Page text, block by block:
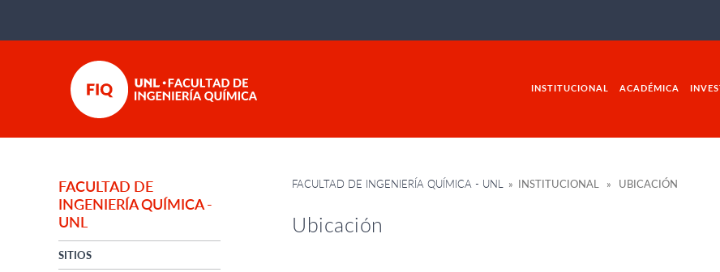
INSTITUCIONAL ACADÉMICA
FACULTAD DE
INGENIERÍA QUÍMICA -
UNL
SITIOS
FACULTAD DE INGENIERÍA QUÍMICA - UNL » INSTITUCIONAL » UBICACIÓN
Ubicación